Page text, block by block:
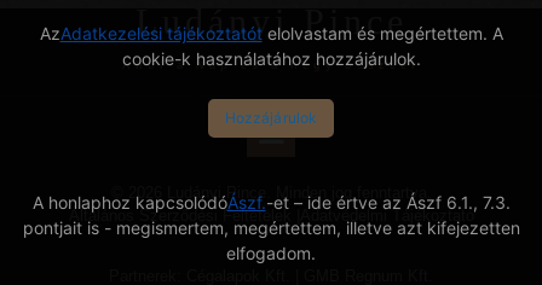
Ludányi Pince
Ahol a Nap és a hegy összeér
© 2026 Ludányi Pince. Minden jog fenntartva.
Általános Szerződési Feltételek
AzAdatkezelési tájékoztatótelolvastam és megértettem. A
cookie-k használatához hozzájárulok.
Hozzájárulok
A honlaphoz kapcsolódóÁszf.-et – ide értve az Ászf 6.1., 7.3.
pontjait is - megismertem, megértettem, illetve azt kifejezetten
elfogadom.